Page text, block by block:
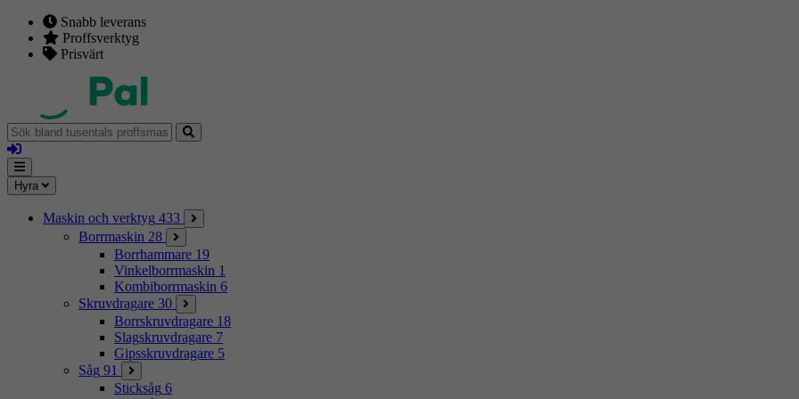
Snabb leverans
Proffsverktyg
Prisvärt
Sök
bland
tusentals
proffsmaskiner
Logga
in
Mina
sidor
Meny
Hyra
Maskin och verktyg 433
Borrmaskin 28
Borrhammare 19
Vinkelborrmaskin 1
Kombiborrmaskin 6
Skruvdragare 30
Borrskruvdragare 18
Slagskruvdragare 7
Gipsskruvdragare 5
Såg 91
Sticksåg 6